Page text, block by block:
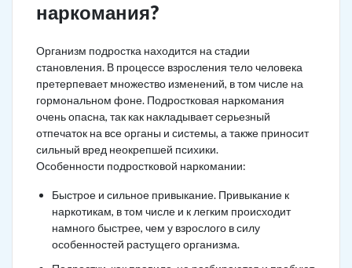
наркомания?
Организм подростка находится на стадии
становления. В процессе взросления тело человека
претерпевает множество изменений, в том числе на
гормональном фоне. Подростковая наркомания
очень опасна, так как накладывает серьезный
отпечаток на все органы и системы, а также приносит
сильный вред неокрепшей психики.
Особенности подростковой наркомании:
Быстрое и сильное привыкание. Привыкание к
наркотикам, в том числе и к легким происходит
намного быстрее, чем у взрослого в силу
особенностей растущего организма.